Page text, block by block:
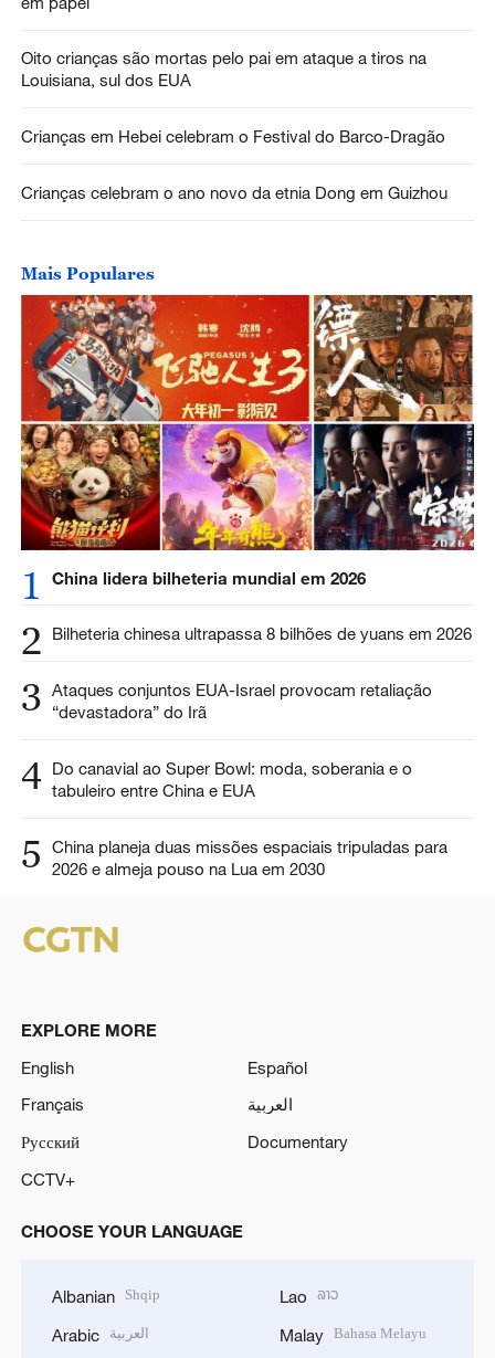
Oito crianças são mortas pelo pai em ataque a tiros na
Louisiana, sul dos EUA
Crianças em Hebei celebram o Festival do Barco-Dragão
Crianças celebram o ano novo da etnia Dong em Guizhou
Mais Populares
1 China lidera bilheteria mundial em 2026
2 Bilheteria chinesa ultrapassa 8 bilhões de yuans em 2026
3 Ataques conjuntos EUA-Israel provocam retaliação
“devastadora” do Irã
4 Do canavial ao Super Bowl: moda, soberania e o
tabuleiro entre China e EUA
5
China planeja duas missões espaciais tripuladas para
2026 e almeja pouso na Lua em 2030
EXPLORE MORE
English
Español
Français
العربية
Русский
Documentary
CCTV+
CHOOSE YOUR LANGUAGE
Albanian Shqip
Arabic العربية
Lao ລາວ
Malay Bahasa Melayu